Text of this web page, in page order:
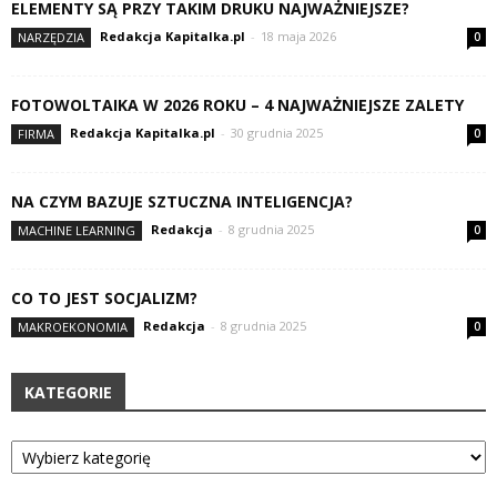
ELEMENTY SĄ PRZY TAKIM DRUKU NAJWAŻNIEJSZE?
NARZĘDZIA Redakcja Kapitalka.pl - 18 maja 2026 0
FOTOWOLTAIKA W 2026 ROKU – 4 NAJWAŻNIEJSZE ZALETY
FIRMA Redakcja Kapitalka.pl - 30 grudnia 2025 0
NA CZYM BAZUJE SZTUCZNA INTELIGENCJA?
MACHINE LEARNING Redakcja - 8 grudnia 2025 0
CO TO JEST SOCJALIZM?
MAKROEKONOMIA Redakcja - 8 grudnia 2025 0
KATEGORIE
Kategorie